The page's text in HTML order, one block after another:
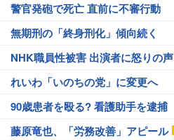
警官発砲で死亡 直前に不審行動
無期刑の「終身刑化」傾向続く
NHK職員性被害 出演者に怒りの声
れいわ「いのちの党」に変更へ
90歳患者を殴る? 看護助手を逮捕
藤原竜也、「労務改善」アピール